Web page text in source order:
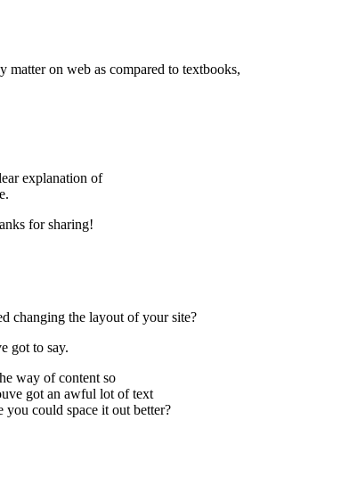
matter on web as compared to textbooks,
explanation of
for sharing!
changing the layout of your site?
got to say.
way of content so
got an awful lot of text
could space it out better?